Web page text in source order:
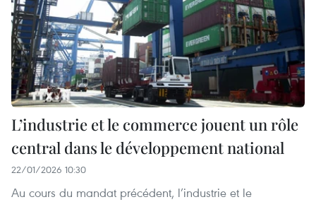
L’industrie et le commerce jouent un rôle
central dans le développement national
22/01/2026 10:30
Au cours du mandat précédent, l’industrie et le